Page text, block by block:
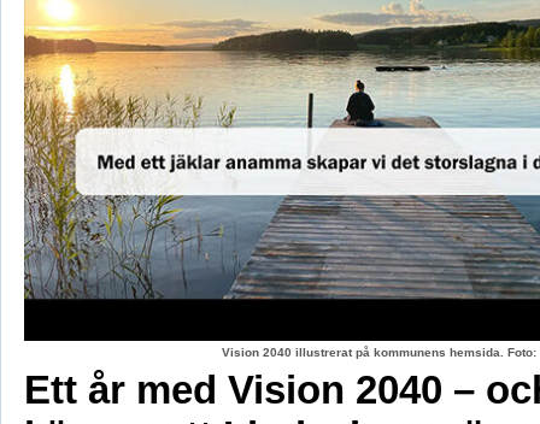
Vision 2040 illustrerat på kommunens hemsida.
Ett år med Vision 2040 –